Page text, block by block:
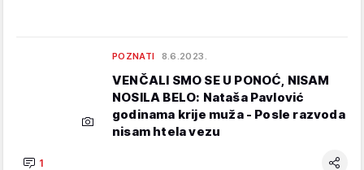
POZNATI 8.6.2023.
VENČALI SMO SE U PONOĆ, NISAM
NOSILA BELO: Nataša Pavlović
godinama krije muža - Posle razvoda
nisam htela vezu
1